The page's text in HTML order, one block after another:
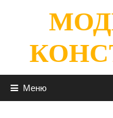
содержимому
Меню